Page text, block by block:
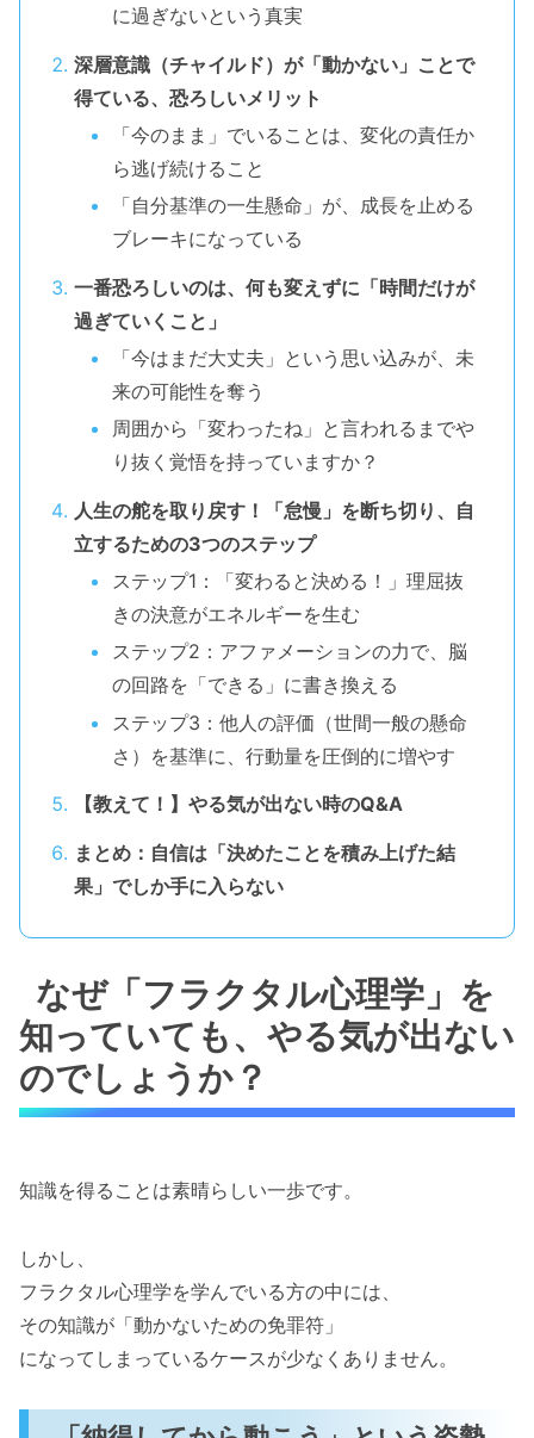
に過ぎないという真実
深層意識（チャイルド）が「動かない」ことで
得ている、恐ろしいメリット
「今のまま」でいることは、変化の責任か
ら逃げ続けること
「自分基準の一生懸命」が、成長を止める
ブレーキになっている
一番恐ろしいのは、何も変えずに「時間だけが
過ぎていくこと」
「今はまだ大丈夫」という思い込みが、未
来の可能性を奪う
周囲から「変わったね」と言われるまでや
り抜く覚悟を持っていますか？
人生の舵を取り戻す！「怠慢」を断ち切り、自
立するための3つのステップ
ステップ1：「変わると決める！」理屈抜
きの決意がエネルギーを生む
ステップ2：アファメーションの力で、脳
の回路を「できる」に書き換える
ステップ3：他人の評価（世間一般の懸命
さ）を基準に、行動量を圧倒的に増やす
【教えて！】やる気が出ない時のQ&A
まとめ：自信は「決めたことを積み上げた結
果」でしか手に入らない
なぜ「フラクタル心理学」を
知っていても、やる気が出ない
のでしょうか？
知識を得ることは素晴らしい一歩です。
しかし、
フラクタル心理学を学んでいる方の中には、
その知識が「動かないための免罪符」
になってしまっているケースが少なくありません。